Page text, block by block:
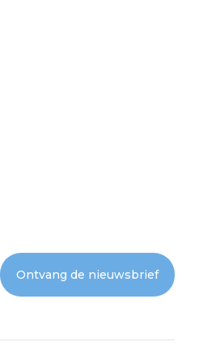
Ontvang de nieuwsbrief